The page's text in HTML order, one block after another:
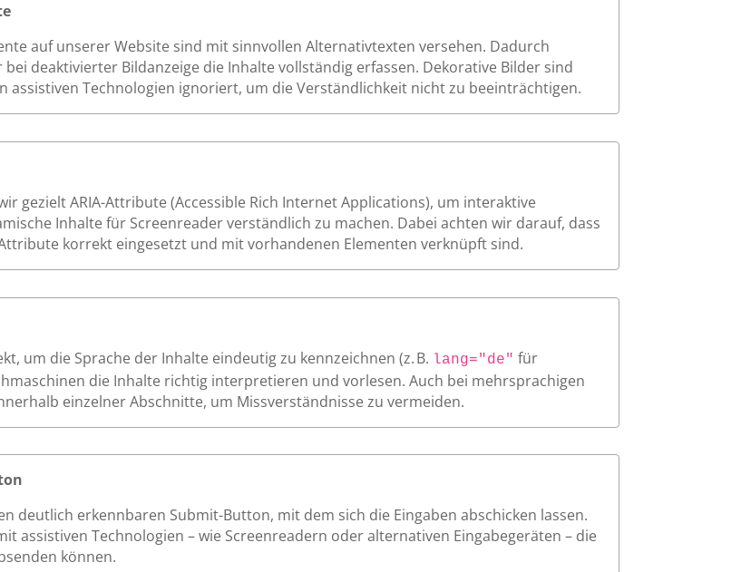
auf unserer Website sind mit sinnvollen Alternativtexten versehen. Dadurch
deaktivierter Bildanzeige die Inhalte vollständig erfassen. Dekorative Bilder sind
assistiven Technologien ignoriert, um die Verständlichkeit nicht zu beeinträchtigen.
gezielt ARIA-Attribute (Accessible Rich Internet Applications), um interaktive
Inhalte für Screenreader verständlich zu machen. Dabei achten wir darauf, dass
korrekt eingesetzt und mit vorhandenen Elementen verknüpft sind.
um die Sprache der Inhalte eindeutig zu kennzeichnen (z. B. lang="de" für
die Inhalte richtig interpretieren und vorlesen. Auch bei mehrsprachigen
einzelner Abschnitte, um Missverständnisse zu vermeiden.
deutlich erkennbaren Submit-Button, mit dem sich die Eingaben abschicken lassen.
assistiven Technologien – wie Screenreadern oder alternativen Eingabegeräten – die
können.